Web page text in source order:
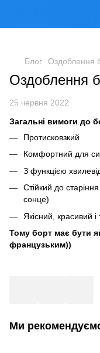
Блог Оздоблення
Оздоблення
25 червня 2022
Загальні вимоги до
Протисковзкий
Комфортний для
З функцією
Стійкий до
сонце)
Якісний, красивий
Тому борт має бути
французьким))
Ми